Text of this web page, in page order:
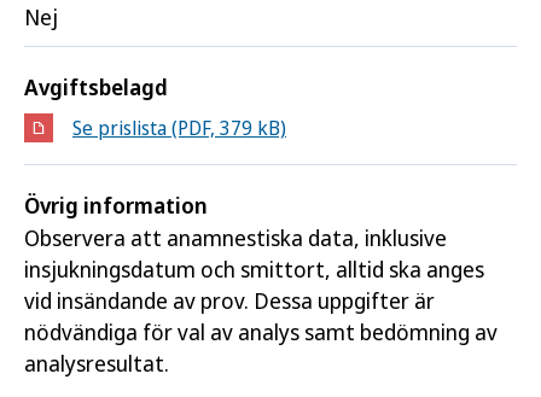
Nej
Avgiftsbelagd
Se prislista (PDF, 379 kB)
(Öppnas i nytt fönster)
Övrig information
Observera att anamnestiska data, inklusive
insjukningsdatum och smittort, alltid ska anges
vid insändande av prov. Dessa uppgifter är
nödvändiga för val av analys samt bedömning av
analysresultat.